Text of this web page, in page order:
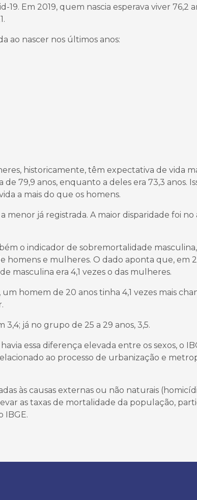
Em 2019, quem nascia esperava viver 76,2
ao nascer nos últimos anos:
historicamente, têm expectativa de vida
de 79,9 anos, enquanto a deles era 73,3 anos.
a mais do que os homens.
menor já registrada. A maior disparidade foi
o indicador de sobremortalidade
homens e mulheres. O dado aponta que, em
masculina era 4,1 vezes o das mulheres.
homem de 20 anos tinha 4,1 vezes mais
3,4; já no grupo de 25 a 29 anos, 3,5.
essa diferença elevada entre os sexos, o
ao processo de urbanização e
às causas externas ou não naturais
as taxas de mortalidade da população,
IBGE.